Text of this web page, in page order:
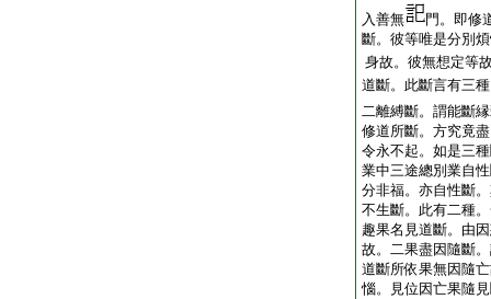
入善無
門。即修
斷。彼等唯是分別
身故。彼無想定等
道斷。此斷言有三
二離縛斷。謂能斷
修道所斷。方究竟
令永不起。如是三
業中三途總別業自
分非福。亦自性斷
不生斷。此有二種
趣果名見道斷。由
故。二果盡因隨斷
道斷所依果無因隨
惱。見位因亡果隨